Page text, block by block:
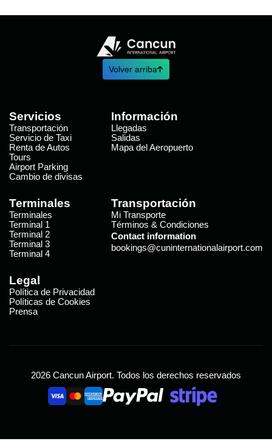
Volver arriba
Servicios
Transportación
Servicio de Taxi
Renta de Autos
Tours
Airport Parking
Cambio de divisas
Información
Llegadas
Salidas
Mapa del Aeropuerto
Terminales
Terminales
Terminal 1
Terminal 2
Terminal 3
Terminal 4
Transportación
Mi Transporte
Términos & Condiciones
Contact information
bookings@cuninternationalairport.com
Legal
Política de Privacidad
Políticas de Cookies
Prensa
2026 Cancun Airport. Todos los derechos reservados